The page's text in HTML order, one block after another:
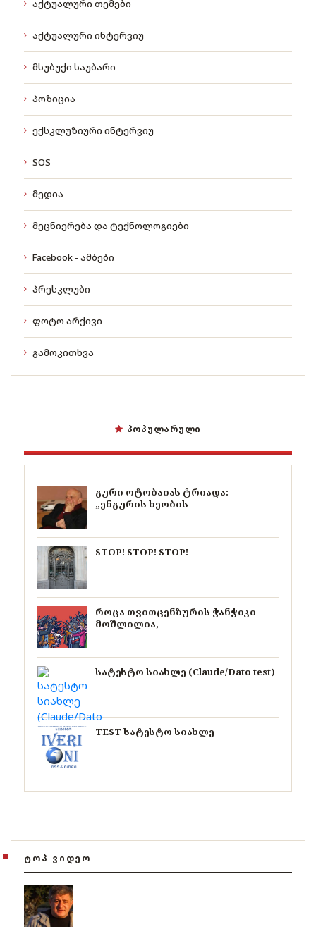
აქტუალური თემები
აქტუალური ინტერვიუ
მსუბუქი საუბარი
პოზიცია
ექსკლუზიური ინტერვიუ
SOS
მედია
მეცნიერება და ტექნოლოგიები
Facebook - ამბები
პრესკლუბი
ფოტო არქივი
გამოკითხვა
ᲞᲝᲞᲣᲚᲐᲠᲣᲚᲘ
გური ოტობაიას ტრიადა:
„ენგურის ხეობის
STOP! STOP! STOP!
როცა თვითცენზურის ჭანჭიკი
მოშლილია,
სატესტო სიახლე (Claude/Dato test)
TEST სატესტო სიახლე
ᲢᲝᲞ ᲕᲘᲓᲔᲝ